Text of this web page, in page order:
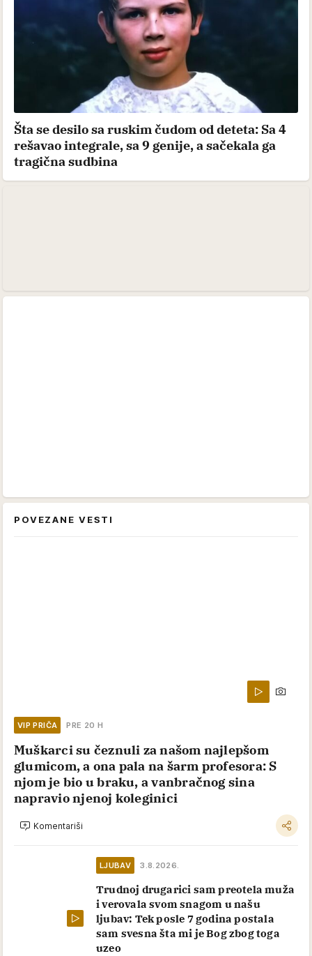
Šta se desilo sa ruskim čudom od deteta: Sa 4
rešavao integrale, sa 9 genije, a sačekala ga
tragična sudbina
POVEZANE VESTI
VIP PRIČA PRE 20 H
Muškarci su čeznuli za našom najlepšom
glumicom, a ona pala na šarm profesora: S
njom je bio u braku, a vanbračnog sina
napravio njenoj koleginici
Komentariši
LJUBAV 3.8.2026.
Trudnoj drugarici sam preotela muža
i verovala svom snagom u našu
ljubav: Tek posle 7 godina postala
sam svesna šta mi je Bog zbog toga
uzeo